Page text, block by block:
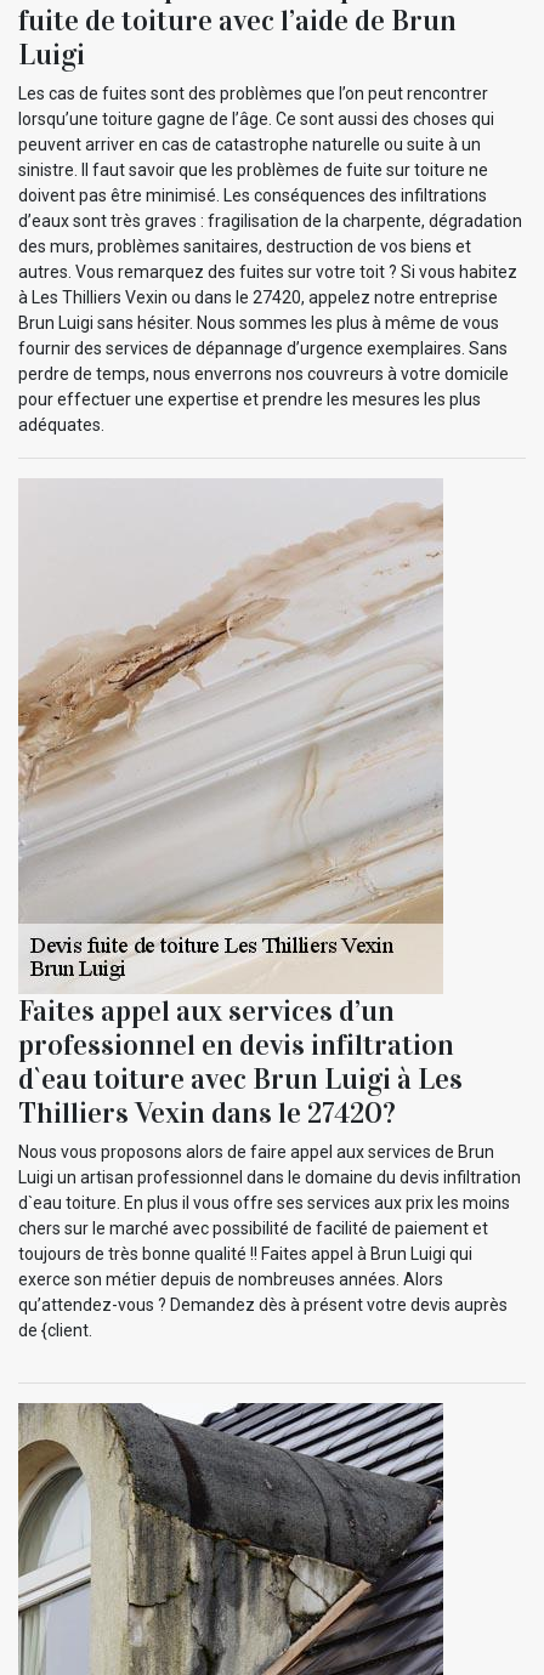
fuite de toiture avec l’aide de Brun
Luigi
Les cas de fuites sont des problèmes que l’on peut rencontrer
lorsqu’une toiture gagne de l’âge. Ce sont aussi des choses qui
peuvent arriver en cas de catastrophe naturelle ou suite à un
sinistre. Il faut savoir que les problèmes de fuite sur toiture ne
doivent pas être minimisé. Les conséquences des infiltrations
d’eaux sont très graves : fragilisation de la charpente, dégradation
des murs, problèmes sanitaires, destruction de vos biens et
autres. Vous remarquez des fuites sur votre toit ? Si vous habitez
à Les Thilliers Vexin ou dans le 27420, appelez notre entreprise
Brun Luigi sans hésiter. Nous sommes les plus à même de vous
fournir des services de dépannage d’urgence exemplaires. Sans
perdre de temps, nous enverrons nos couvreurs à votre domicile
pour effectuer une expertise et prendre les mesures les plus
adéquates.
Faites appel aux services d’un
professionnel en devis infiltration
d`eau toiture avec Brun Luigi à Les
Thilliers Vexin dans le 27420?
Nous vous proposons alors de faire appel aux services de Brun
Luigi un artisan professionnel dans le domaine du devis infiltration
d`eau toiture. En plus il vous offre ses services aux prix les moins
chers sur le marché avec possibilité de facilité de paiement et
toujours de très bonne qualité !! Faites appel à Brun Luigi qui
exerce son métier depuis de nombreuses années. Alors
qu’attendez-vous ? Demandez dès à présent votre devis auprès
de {client.